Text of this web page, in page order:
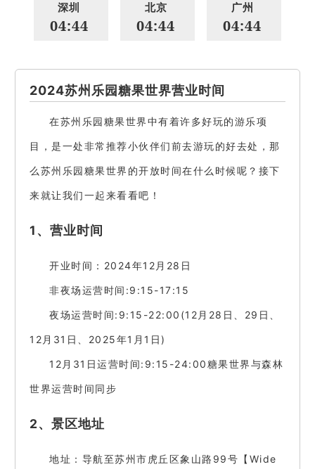
深圳
04:44
北京
04:44
广州
04:44
2024苏州乐园糖果世界营业时间
在苏州乐园糖果世界中有着许多好玩的游乐项
目，是一处非常推荐小伙伴们前去游玩的好去处，那
么苏州乐园糖果世界的开放时间在什么时候呢？接下
来就让我们一起来看看吧！
1、营业时间
开业时间：2024年12月28日
非夜场运营时间:9:15-17:15
夜场运营时间:9:15-22:00(12月28日、29日、
12月31日、2025年1月1日)
12月31日运营时间:9:15-24:00糖果世界与森林
世界运营时间同步
2、景区地址
地址：导航至苏州市虎丘区象山路99号【Wide